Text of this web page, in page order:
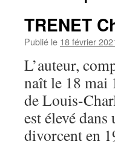
TRENET
Publié le 18 février
L’auteur,
naît le 18 mai
de Louis-
est élevé
divorcent en